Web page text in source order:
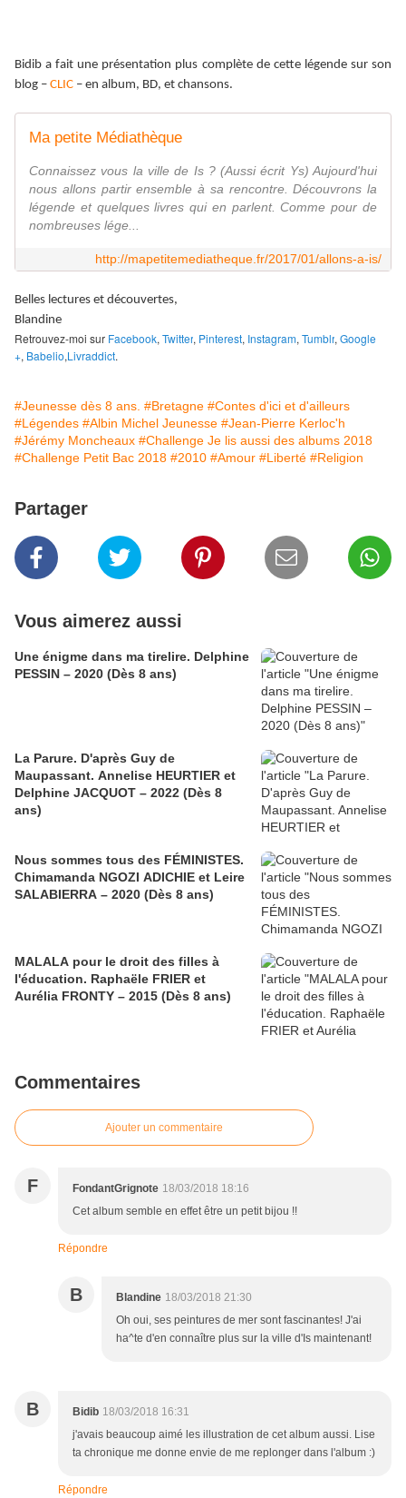
Bidib a fait une présentation plus complète de cette légende sur son
blog – CLIC – en album, BD, et chansons.
Ma petite Médiathèque
Connaissez vous la ville de Is ? (Aussi écrit Ys) Aujourd'hui
nous allons partir ensemble à sa rencontre. Découvrons la
légende et quelques livres qui en parlent. Comme pour de
nombreuses lége...
http://mapetitemediatheque.fr/2017/01/allons-a-is/
Belles lectures et découvertes,
Blandine
Retrouvez-moi sur Facebook, Twitter, Pinterest, Instagram, Tumblr, Google
+, Babelio,Livraddict.
#Jeunesse dès 8 ans. #Bretagne #Contes d'ici et d'ailleurs
#Légendes #Albin Michel Jeunesse #Jean-Pierre Kerloc'h
#Jérémy Moncheaux #Challenge Je lis aussi des albums 2018
#Challenge Petit Bac 2018 #2010 #Amour #Liberté #Religion
Partager
Vous aimerez aussi
Une énigme dans ma tirelire. Delphine
PESSIN – 2020 (Dès 8 ans)
La Parure. D'après Guy de
Maupassant. Annelise HEURTIER et
Delphine JACQUOT – 2022 (Dès 8
ans)
Nous sommes tous des FÉMINISTES.
Chimamanda NGOZI ADICHIE et Leire
SALABIERRA – 2020 (Dès 8 ans)
MALALA pour le droit des filles à
l'éducation. Raphaële FRIER et
Aurélia FRONTY – 2015 (Dès 8 ans)
Commentaires
Ajouter un commentaire
F FondantGrignote 18/03/2018 18:16
Cet album semble en effet être un petit bijou !!
Répondre
B Blandine 18/03/2018 21:30
Oh oui, ses peintures de mer sont fascinantes! J'ai
ha^te d'en connaître plus sur la ville d'Is maintenant!
B Bidib 18/03/2018 16:31
j'avais beaucoup aimé les illustration de cet album aussi. Lise
ta chronique me donne envie de me replonger dans l'album :)
Répondre